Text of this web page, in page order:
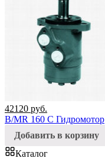
42120 руб.
B/MR 160 C Гидромотор
Добавить в корзину
Каталог